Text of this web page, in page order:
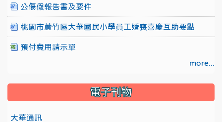
公傷假報告書及要件
桃園市蘆竹區大華國民小學員工婚喪喜慶互助要點
預付費用請示單
more...
電子刊物
大華通訊